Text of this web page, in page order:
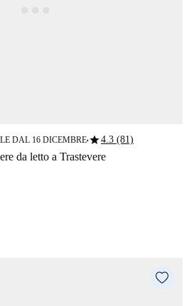
DAL 16 DICEMBRE■star4.3 (81)
da letto a Trastevere